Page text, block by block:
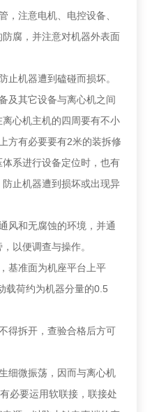
注意电机、电控设备、
腐，并注意对机器外表面
机器遭到磕碰而损坏。
其它设备与离心机之间
心机主机的四周要有不小
方有必要要有2米的装拆修
系进行设备定位时，也有
止机器遭到损坏或出现异
和无腐蚀的环境，并通
以便调查与操作。
准面为机座平台上平
载荷约为机器分量的0.5
拆开，查验合格后方可
微振荡，因而与离心机
必要运用软联接，联接处